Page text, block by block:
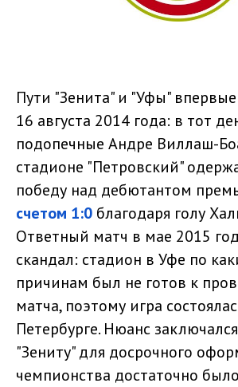
Пути "Зенита" и "Уфы"
16 августа 2014 года: в тот
подопечные Андре Виллаш-
стадионе "Петровский"
победу над дебютантом
счетом 1:0 благодаря голу
Ответный матч в мае 2015
скандал: стадион в Уфе по
причинам был не готов к
матча, поэтому игра
Петербурге. Нюанс
"Зениту" для досрочного
чемпионства достаточно